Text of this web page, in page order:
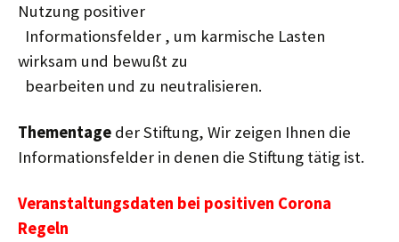
Nutzung positiver
Informationsfelder , um karmische Lasten
wirksam und bewußt zu
bearbeiten und zu neutralisieren.
Thementage der Stiftung, Wir zeigen Ihnen die
Informationsfelder in denen die Stiftung tätig ist.
Veranstaltungsdaten bei positiven Corona
Regeln